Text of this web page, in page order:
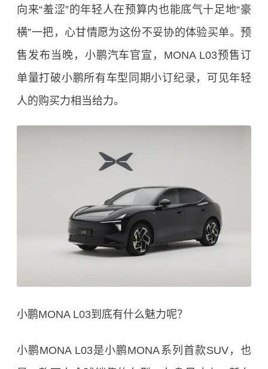
向来“羞涩”的年轻人在预算内也能底气十足地“豪
横”一把，心甘情愿为这份不妥协的体验买单。预
售发布当晚，小鹏汽车官宣，MONA L03预售订
单量打破小鹏所有车型同期小订纪录，可见年轻
人的购买力相当给力。
小鹏MONA L03到底有什么魅力呢？
小鹏MONA L03是小鹏MONA系列首款SUV，也